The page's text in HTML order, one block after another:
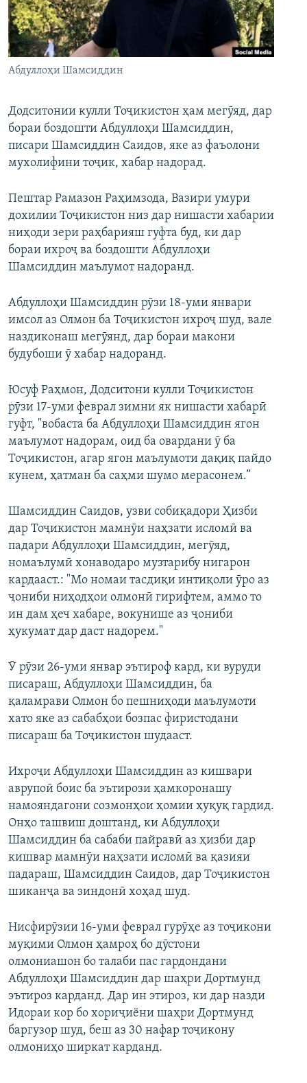
ГУЗОРИШҲОИ РАДИОӢ
Русский
Ҳамаи сомонаҳои RFE/RL
Абдуллоҳи Шамсиддин
Додситонии кулли Тоҷикистон ҳам мегӯяд, дар
бораи боздошти Абдуллоҳи Шамсиддин,
писари Шамсиддин Саидов, яке аз фаъолони
мухолифини тоҷик, хабар надорад.
Пештар Рамазон Раҳимзода, Вазири умури
дохилии Тоҷикистон низ дар нишасти хабарии
ниҳоди зери раҳбарияш гуфта буд, ки дар
бораи ихроҷ ва боздошти Абдуллоҳи
Шамсиддин маълумот надоранд.
Абдуллоҳи Шамсиддин рӯзи 18-уми январи
имсол аз Олмон ба Тоҷикистон ихроҷ шуд, вале
наздиконаш мегӯянд, дар бораи макони
будубоши ӯ хабар надоранд.
Юсуф Раҳмон, Додситони кулли Тоҷикистон
рӯзи 17-уми феврал зимни як нишасти хабарӣ
гуфт, "вобаста ба Абдуллоҳи Шамсиддин ягон
маълумот надорам, оид ба овардани ӯ ба
Тоҷикистон, агар ягон маълумоти дақиқ пайдо
кунем, ҳатман ба саҳми шумо мерасонем.”
Шамсиддин Саидов, узви собиқадори Ҳизби
дар Тоҷикистон мамнӯи наҳзати исломӣ ва
падари Абдуллоҳи Шамсиддин, мегӯяд,
номаълумӣ хонаводаро музтарибу нигарон
кардааст.: "Мо номаи тасдиқи интиқоли ӯро аз
ҷониби ниҳодҳои олмонӣ гирифтем, аммо то
ин дам ҳеч хабаре, вокунише аз ҷониби
ҳукумат дар даст надорем."
Ӯ рӯзи 26-уми январ эътироф кард, ки вуруди
писараш, Абдуллоҳи Шамсиддин, ба
қаламрави Олмон бо пешниҳоди маълумоти
хато яке аз сабабҳои бозпас фиристодани
писараш ба Тоҷикистон шудааст.
Ихроҷи Абдуллоҳи Шамсиддин аз кишвари
аврупоӣ боис ба эътирози ҳамкоронашу
намояндагони созмонҳои ҳомии ҳуқуқ гардид.
Онҳо ташвиш доштанд, ки Абдуллоҳи
Шамсиддин ба сабаби пайравӣ аз ҳизби дар
кишвар мамнӯи наҳзати исломӣ ва қазияи
падараш, Шамсиддин Саидов, дар Тоҷикистон
шиканҷа ва зиндонӣ хоҳад шуд.
Нисфирӯзии 16-уми феврал гурӯҳе аз тоҷикони
муқими Олмон ҳамроҳ бо дӯстони
олмониашон бо талаби пас гардондани
Абдуллоҳи Шамсиддин дар шаҳри Дортмунд
эътироз карданд. Дар ин этироз, ки дар назди
Идораи кор бо хориҷиёни шаҳри Дортмунд
баргузор шуд, беш аз 30 нафар тоҷикону
олмониҳо ширкат карданд.